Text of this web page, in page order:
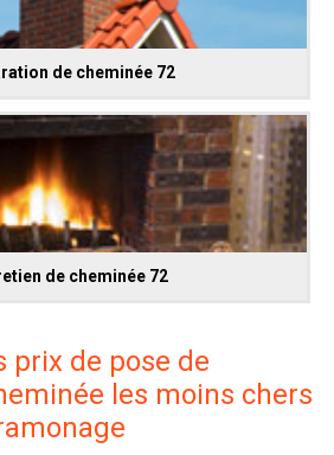
de cheminée 72
de cheminée 72
prix de pose de
les moins chers